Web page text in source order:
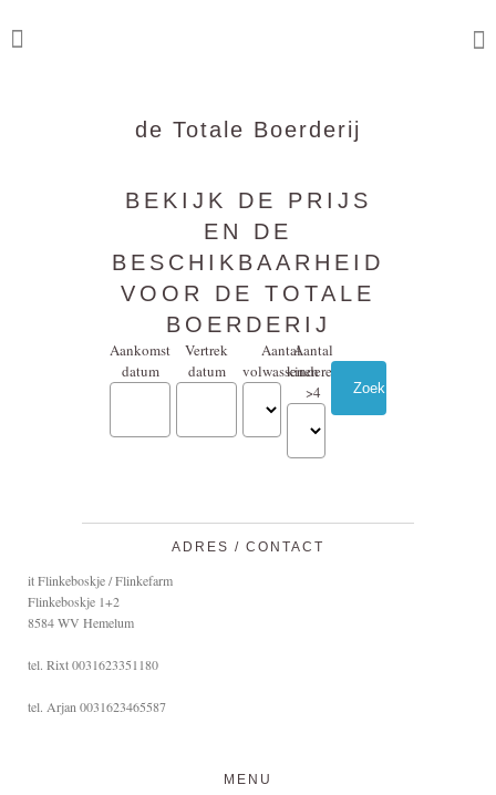
de Totale Boerderij
BEKIJK DE PRIJS
EN DE
BESCHIKBAARHEID
VOOR DE TOTALE
BOERDERIJ
Aankomst
datum
Vertrek
datum
Aantal
volwassenen
Aantal
kinderen
>4
ADRES / CONTACT
it Flinkeboskje / Flinkefarm
Flinkeboskje 1+2
8584 WV Hemelum
tel. Rixt 0031623351180
tel. Arjan 0031623465587
MENU